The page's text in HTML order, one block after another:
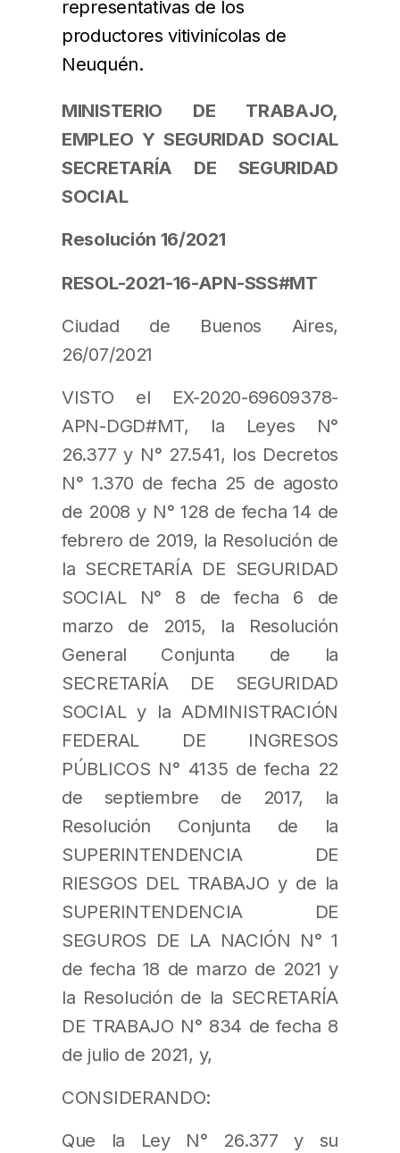
representativas de los
productores vitivinícolas de
Neuquén.
MINISTERIO DE TRABAJO,
EMPLEO Y SEGURIDAD SOCIAL
SECRETARÍA DE SEGURIDAD
SOCIAL
Resolución 16/2021
RESOL-2021-16-APN-SSS#MT
Ciudad de Buenos Aires,
26/07/2021
VISTO el EX-2020-69609378-
APN-DGD#MT, la Leyes N°
26.377 y N° 27.541, los Decretos
N° 1.370 de fecha 25 de agosto
de 2008 y N° 128 de fecha 14 de
febrero de 2019, la Resolución de
la SECRETARÍA DE SEGURIDAD
SOCIAL N° 8 de fecha 6 de
marzo de 2015, la Resolución
General Conjunta de la
SECRETARÍA DE SEGURIDAD
SOCIAL y la ADMINISTRACIÓN
FEDERAL DE INGRESOS
PÚBLICOS N° 4135 de fecha 22
de septiembre de 2017, la
Resolución Conjunta de la
SUPERINTENDENCIA DE
RIESGOS DEL TRABAJO y de la
SUPERINTENDENCIA DE
SEGUROS DE LA NACIÓN N° 1
de fecha 18 de marzo de 2021 y
la Resolución de la SECRETARÍA
DE TRABAJO N° 834 de fecha 8
de julio de 2021, y,
CONSIDERANDO:
Que la Ley N° 26.377 y su